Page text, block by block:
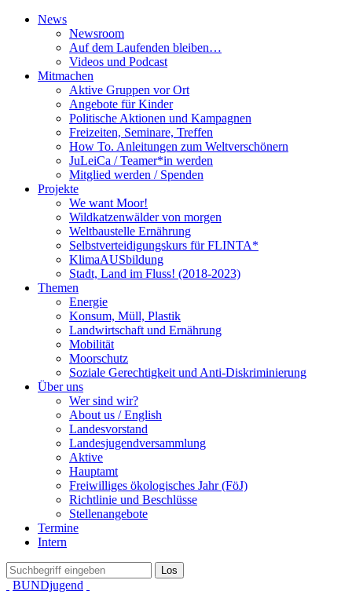
News
Newsroom
Auf dem Laufenden bleiben…
Videos und Podcast
Mitmachen
Aktive Gruppen vor Ort
Angebote für Kinder
Politische Aktionen und Kampagnen
Freizeiten, Seminare, Treffen
How To. Anleitungen zum Weltverschönern
JuLeiCa / Teamer*in werden
Mitglied werden / Spenden
Projekte
We want Moor!
Wildkatzenwälder von morgen
Weltbaustelle Ernährung
Selbstverteidigungskurs für FLINTA*
KlimaAUSbildung
Stadt, Land im Fluss! (2018-2023)
Themen
Energie
Konsum, Müll, Plastik
Landwirtschaft und Ernährung
Mobilität
Moorschutz
Soziale Gerechtigkeit und Anti-Diskriminierung
Über uns
Wer sind wir?
About us / English
Landesvorstand
Landesjugendversammlung
Aktive
Hauptamt
Freiwilliges ökologisches Jahr (FöJ)
Richtlinie und Beschlüsse
Stellenangebote
Termine
Intern
BUNDjugend